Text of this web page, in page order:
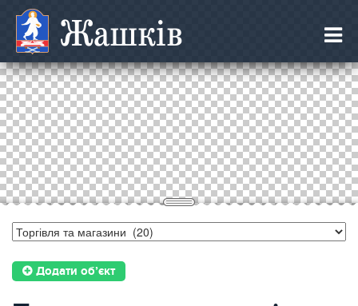
Жашків
Додати об’єкт